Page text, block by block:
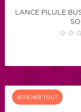
LANCE PILULE
AFFICHER TOUT